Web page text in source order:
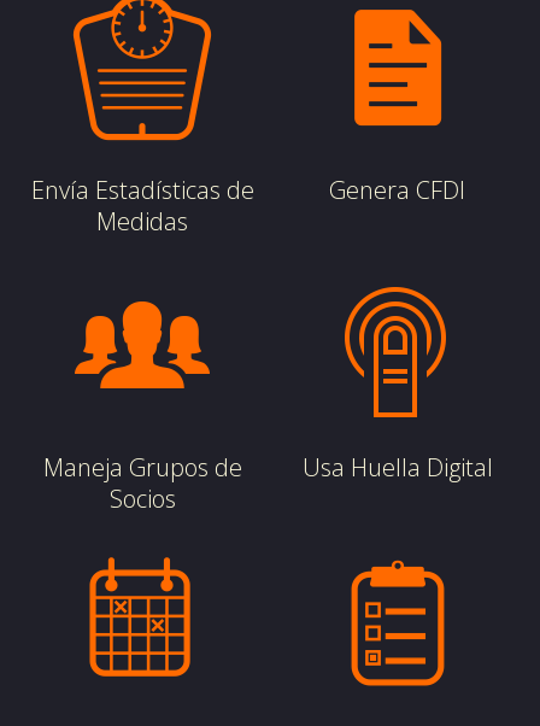
Envía Estadísticas de
Medidas
Genera CFDI
Maneja Grupos de
Socios
Usa Huella Digital